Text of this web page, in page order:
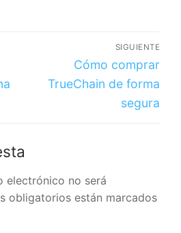
SIGUIENTE
Cómo comprar
TrueChain de forma
segura
electrónico no será
obligatorios están marcados